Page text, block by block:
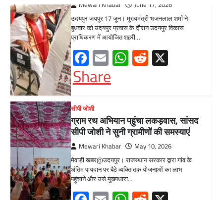
Facebook
EmailWhatsApp
Reddit
X
Share
UDAIPUR CITY NEWS
दूरसंचार सलाहकार समिति की बैठक का
हुआ आयोजन
मेवाड़ी खबर@उदयपुर।दूर संचार सलाहकार समिति की
बैठक बुधवार को भारत संचार निगम लिमिटेड बीएसएनएल
के सभागार में सांसद उदयपुर डॉ.…
Facebook
EmailWhatsApp
Reddit
X
Share